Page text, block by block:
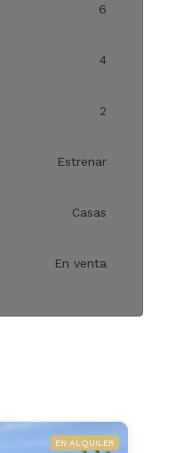
6
4
2
Estrenar
Casas
En venta
EN ALQUILER